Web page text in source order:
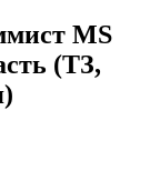
MS
(ТЗ,